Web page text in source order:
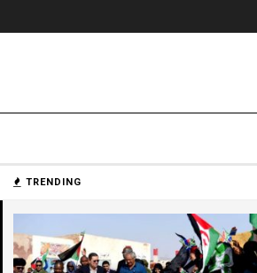
TRENDING